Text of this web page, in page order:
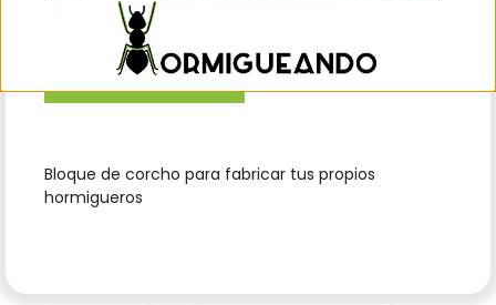
Solo quedan 1 disponibles
Añadir al carrito
Bloque de corcho para fabricar tus propios
hormigueros